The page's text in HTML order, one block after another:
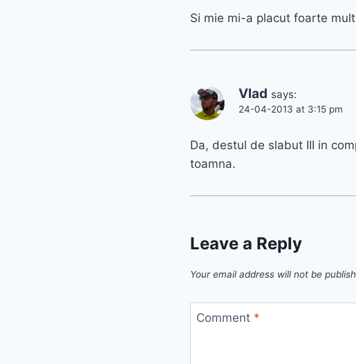
Si mie mi-a placut foarte
Vlad says:
24-04-2013 at 3:15 pm
Da, destul de slabut III in
toamna.
Leave a Reply
Your email address will not be
Comment *